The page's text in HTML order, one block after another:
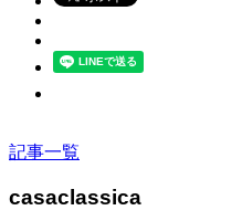
記事一覧
casaclassica